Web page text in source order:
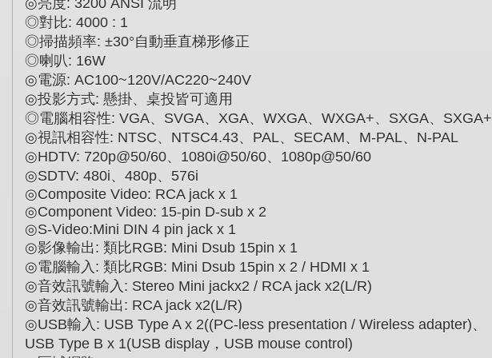
◎亮度: 3200 ANSI 流明
◎對比: 4000 : 1
◎掃描頻率: ±30°自動垂直梯形修正
◎喇叭: 16W
◎電源: AC100~120V/AC220~240V
◎投影方式: 懸掛、桌投皆可適用
◎電腦相容性: VGA、 SVGA、 XGA、 WXGA、 WXGA+、 SXGA、 SXGA+
◎視訊相容性: NTSC、 NTSC4.43、 PAL、 SECAM、 M-PAL、 N-PAL
◎HDTV: 720p@50/60、 1080i@50/60、 1080p@50/60
◎SDTV: 480i、 480p、 576i
◎Composite Video: RCA jack x 1
◎Component Video: 15-pin D-sub x 2
◎S-Video:Mini DIN 4 pin jack x 1
◎影像輸出: 類比RGB: Mini Dsub 15pin x 1
◎電腦輸入 : 類比RGB: Mini Dsub 15pin x 2 / HDMI x 1
◎音效訊號輸入 : Stereo Mini jackx2 / RCA jack x2(L/R)
◎音效訊號輸出: RCA jack x2(L/R)
◎USB輸入 : USB Type A x 2((PC-less presentation / Wireless adapter)、
USB Type B x 1(USB display ， USB mouse control)